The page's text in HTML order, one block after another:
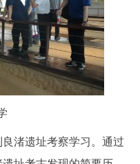
渚遗址考察学习。通过